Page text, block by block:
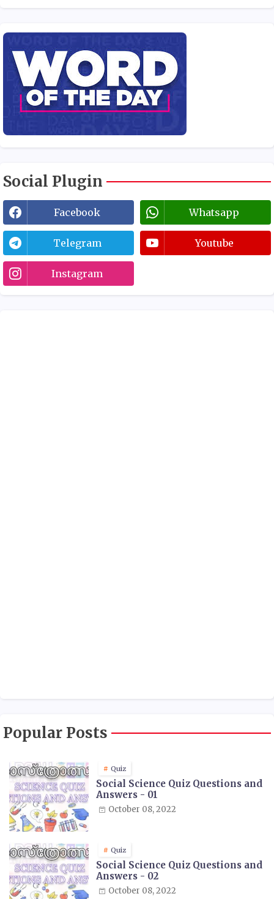
Social Plugin
Facebook Whatsapp
Telegram Youtube
Instagram
Popular Posts
Quiz
Social Science Quiz Questions and
Answers - 01
October 08, 2022
Quiz
Social Science Quiz Questions and
Answers - 02
October 08, 2022